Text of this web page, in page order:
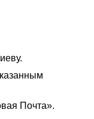
Почта».